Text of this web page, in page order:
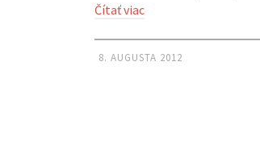
Čítať viac
8. AUGUSTA 2012